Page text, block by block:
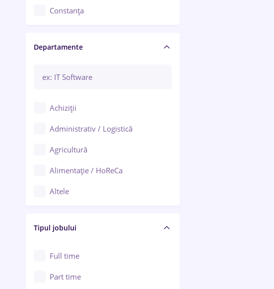
Constanța
Brașov
Bacău
Galați (Galați)
Ploiești
Arad
Baia Mare
Departamente
Achiziții
Administrativ / Logistică
Agricultură
Alimentație / HoReCa
Altele
Asigurări
Au pair / Babysitter / Curățenie
Audit / Consultanță
Tipul jobului
Full time
Part time